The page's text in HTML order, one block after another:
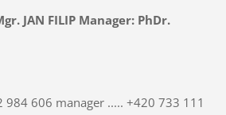
JAN FILIP Manager: PhDr.
984 606 manager ..... +420 733 111